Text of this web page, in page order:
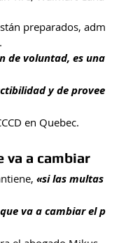
preparados, adm
de voluntad, es una
y de provee
en Quebec.
va a cambiar
«si las multas
va a cambiar el p